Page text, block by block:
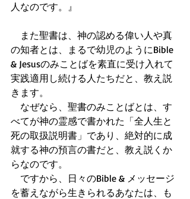
人なのです。』
また聖書は、神の認める偉い人や真
の知者とは、まるで幼児のようにBible
& Jesusのみことばを素直に受け入れて
実践適用し続ける人たちだと、教え説
きます。
なぜなら、聖書のみことばとは、す
べてが神の霊感で書かれた「全人生と
死の取扱説明書」であり、絶対的に成
就する神の預言の書だと、教え説くか
らなのです。
ですから、日々のBible & メッセージ
を蓄えながら生きられるあなたは、も